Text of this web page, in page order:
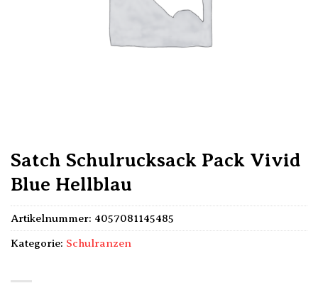
Satch Schulrucksack Pack Vivid
Blue Hellblau
Artikelnummer: 4057081145485
Kategorie: Schulranzen